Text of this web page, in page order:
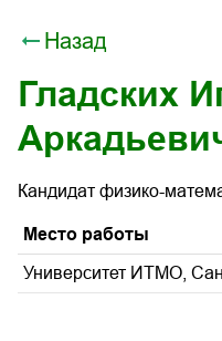
Назад
Гладских
Кандидат физико-
Место работы
Университет ИТМО,